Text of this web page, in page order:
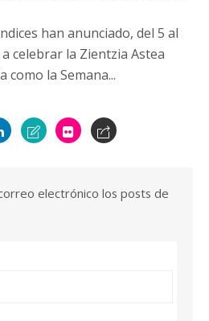
han anunciado, del 5 al
celebrar la Zientzia Astea
como la Semana...
electrónico los posts de